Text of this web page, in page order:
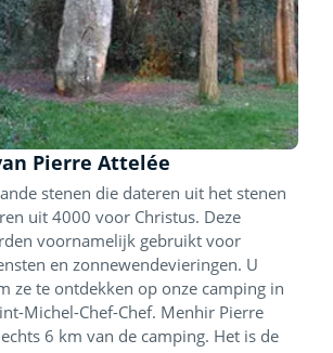
Pierre Attelée
stenen die dateren uit het stenen
uit 4000 voor Christus. Deze
voornamelijk gebruikt voor
en zonnewendevieringen. U
ze te ontdekken op onze camping in
Michel-Chef-Chef. Menhir Pierre
6 km van de camping. Het is de